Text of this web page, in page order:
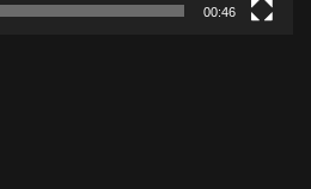
00:46